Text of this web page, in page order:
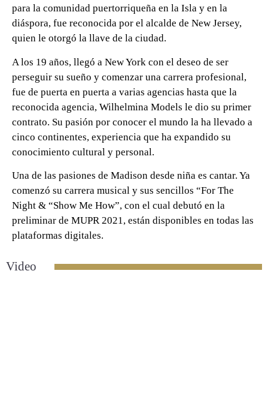
para la comunidad puertorriqueña en la Isla y en la
diáspora, fue reconocida por el alcalde de New Jersey,
quien le otorgó la llave de la ciudad.
A los 19 años, llegó a New York con el deseo de ser
perseguir su sueño y comenzar una carrera profesional,
fue de puerta en puerta a varias agencias hasta que la
reconocida agencia, Wilhelmina Models le dio su primer
contrato. Su pasión por conocer el mundo la ha llevado a
cinco continentes, experiencia que ha expandido su
conocimiento cultural y personal.
Una de las pasiones de Madison desde niña es cantar. Ya
comenzó su carrera musical y sus sencillos “For The
Night & “Show Me How”, con el cual debutó en la
preliminar de MUPR 2021, están disponibles en todas las
plataformas digitales.
Video